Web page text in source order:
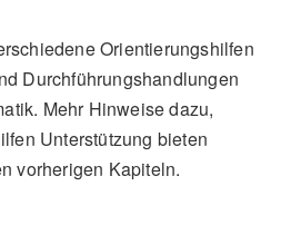
Orientierungshilfen
Durchführungshandlungen
Mehr Hinweise dazu,
Unterstützung bieten
vorherigen Kapiteln.